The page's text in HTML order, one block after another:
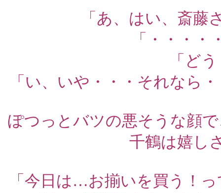
「あ、はい、斎藤
「・・・・
「ど
「い、いや・・・それなら
ぽつっとバツの悪そうな顔
千鶴は嬉し
「今日は…お揃いを買う！